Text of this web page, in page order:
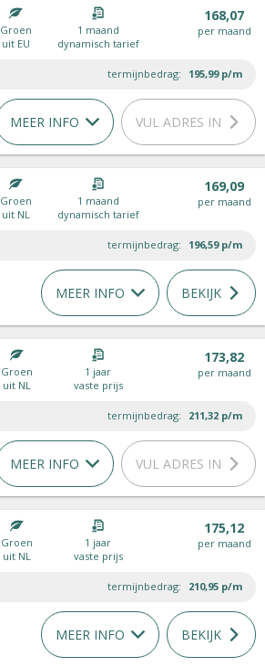
Groen
uit EU
1 maand
dynamisch tarief
168,07
per maand
termijnbedrag: 195,99 p/m
MEER INFO VUL ADRES IN
Groen
uit NL
1 maand
dynamisch tarief
169,09
per maand
termijnbedrag: 196,59 p/m
MEER INFO BEKIJK
Groen
uit NL
1 jaar
vaste prijs
173,82
per maand
termijnbedrag: 211,32 p/m
MEER INFO VUL ADRES IN
Groen
uit NL
1 jaar
vaste prijs
175,12
per maand
termijnbedrag: 210,95 p/m
MEER INFO BEKIJK